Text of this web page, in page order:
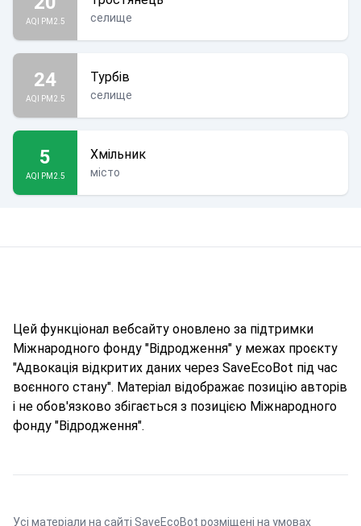
AQI PM2.5 селище
24
AQI PM2.5
Турбів
селище
5
AQI PM2.5
Хмільник
місто
Цей функціонал вебсайту оновлено за підтримки
Міжнародного фонду "Відродження" у межах проєкту
"Адвокація відкритих даних через SaveEcoBot під час
воєнного стану". Матеріал відображає позицію авторів
і не обов'язково збігається з позицією Міжнародного
фонду "Відродження".
Усі матеріали на сайті SaveEcoBot розміщені на умовах